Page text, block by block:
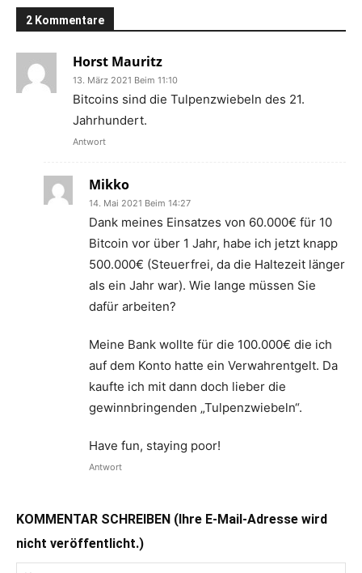
2 Kommentare
Horst Mauritz
13. März 2021 Beim 11:10
Bitcoins sind die Tulpenzwiebeln des 21.
Jahrhundert.
Antwort
Mikko
14. Mai 2021 Beim 14:27
Dank meines Einsatzes von 60.000€ für 10
Bitcoin vor über 1 Jahr, habe ich jetzt knapp
500.000€ (Steuerfrei, da die Haltezeit länger
als ein Jahr war). Wie lange müssen Sie
dafür arbeiten?
Meine Bank wollte für die 100.000€ die ich
auf dem Konto hatte ein Verwahrentgelt. Da
kaufte ich mit dann doch lieber die
gewinnbringenden „Tulpenzwiebeln“.
Have fun, staying poor!
Antwort
KOMMENTAR SCHREIBEN (Ihre E-Mail-Adresse wird
nicht veröffentlicht.)